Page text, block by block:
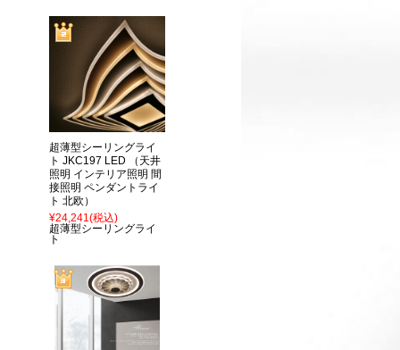
超薄型シーリングライ
ト JKC197 LED （天井
照明 インテリア照明 間
接照明 ペンダントライ
ト 北欧）
¥24,241(税込)
超薄型シーリングライ
ト